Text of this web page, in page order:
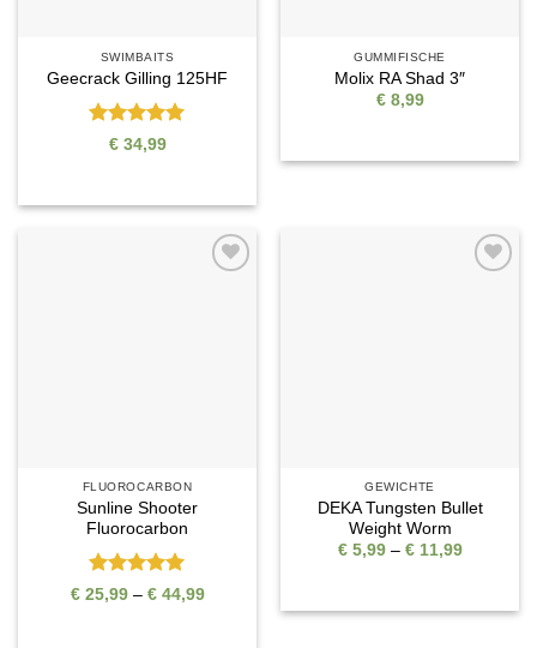
SWIMBAITS
Geecrack Gilling 125HF
Bewertet
€34,99
GUMMIFISCHE
Molix RA Shad 3″
€8,99
FLUOROCARBON
Sunline Shooter
Fluorocarbon
Bewertet
€25,99 – €44,99Preisspanne:
GEWICHTE
DEKA Tungsten Bullet
Weight Worm
€5,99 – €11,99